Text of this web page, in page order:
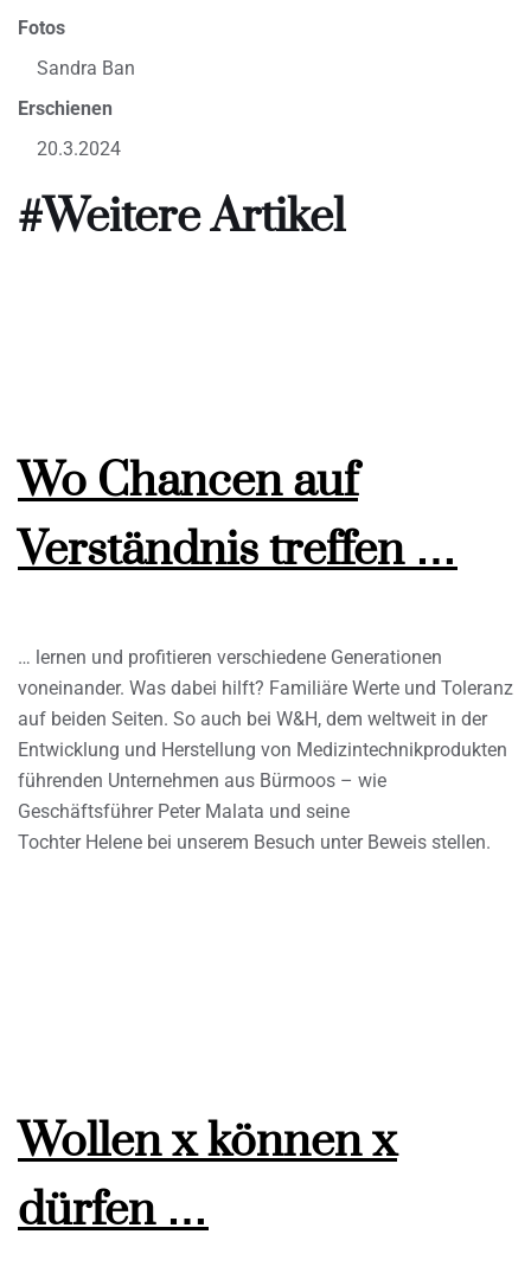
Fotos
Sandra Ban
Erschienen
20.3.2024
#Weitere Artikel
Wo Chancen auf
Verständnis treffen …
… lernen und profitieren verschiedene Generationen
voneinander. Was dabei hilft? Familiäre Werte und Toleranz
auf beiden Seiten. So auch bei W&H, dem weltweit in der
Entwicklung und Herstellung von Medizintechnikprodukten
führenden Unternehmen aus Bürmoos – wie
Geschäftsführer Peter Malata und seine
Tochter Helene bei unserem Besuch unter Beweis stellen.
Wollen x können x
dürfen …